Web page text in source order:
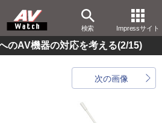
検索 Impressサイト
のAV機器の対応を考える(2/15)
次の画像